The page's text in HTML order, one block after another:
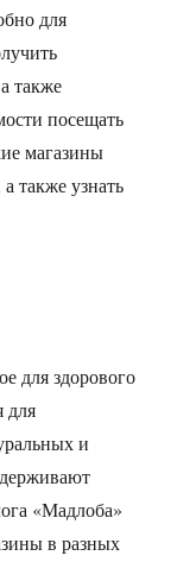
для
также
посещать
магазины
также узнать
для здорового
для
и
«Мадлоба»
в разных